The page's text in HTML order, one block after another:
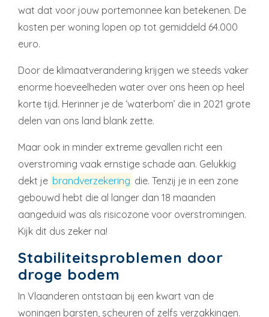
wat dat voor jouw portemonnee kan betekenen. De
kosten per woning lopen op tot gemiddeld 64.000
euro.
Door de klimaatverandering krijgen we steeds vaker
enorme hoeveelheden water over ons heen op heel
korte tijd. Herinner je de ‘waterbom’ die in 2021 grote
delen van ons land blank zette.
Maar ook in minder extreme gevallen richt een
overstroming vaak ernstige schade aan. Gelukkig
dekt je brandverzekering die. Tenzij je in een zone
gebouwd hebt die al langer dan 18 maanden
aangeduid was als risicozone voor overstromingen.
Kijk dit dus zeker na!
Stabiliteitsproblemen door
droge bodem
In Vlaanderen ontstaan bij een kwart van de
woningen barsten, scheuren of zelfs verzakkingen.